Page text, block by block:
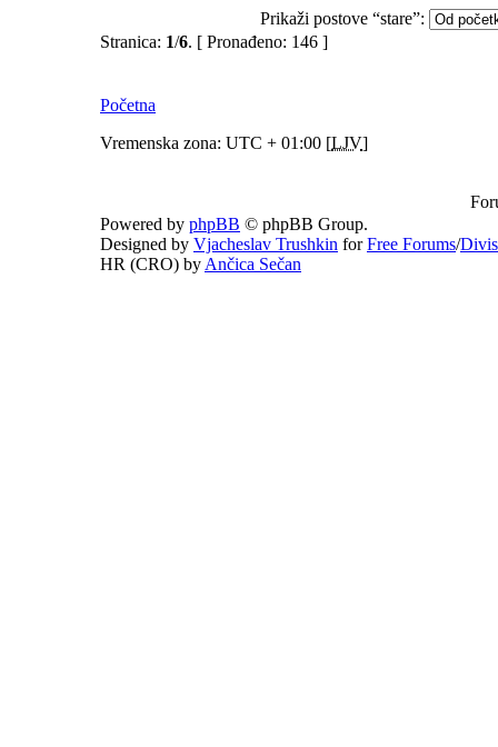
Prikaži postove “stare”:
Stranica: 1/6. [ Pronađeno: 146 ]
Početna
Vremenska zona: UTC + 01:00 [LJV]
Powered by phpBB © phpBB Group.
Designed by Vjacheslav Trushkin forFree Forums/
HR (CRO) by Ančica Sečan